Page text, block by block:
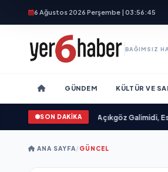
6 Ağustos 2026 Perşembe | 03:56:46
BAĞIMSIZ
GÜNDEM KÜLTÜR VE
SON DAKİKA
•Ali Emre Açıkgöz Galimidi, Eski AB
ANA SAYFA/GÜNCEL